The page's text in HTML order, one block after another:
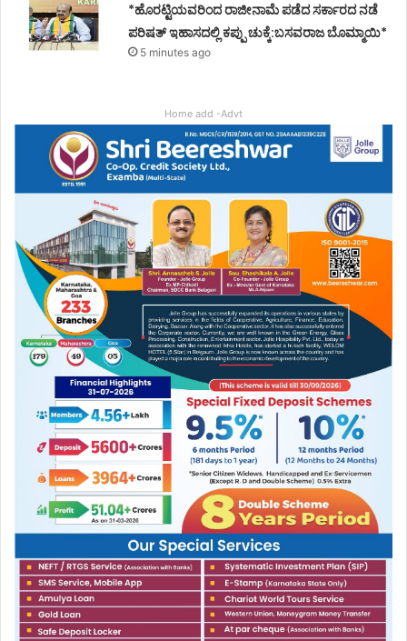
*ಹೊರಟ್ಟಿಯವರಿಂದ ರಾಜೀನಾಮೆ ಪಡೆದ ಸರ್ಕಾರದ ನಡೆ
ಪರಿಷತ್ ಇಹಾಸದಲ್ಲಿ ಕಪ್ಪು ಚುಕ್ಕೆ:ಬಸವರಾಜ ಬೊಮ್ಮಾಯಿ*
5 minutes ago
Home add -Advt